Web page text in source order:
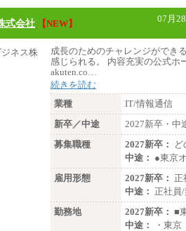
標準的なボー
は全社平均
年収（支店）
標準的なボー
は全社平均20
※年1回評価に
※雇用形態に
式会社 【NEW】 07月
成長のためのチャレンジができ
感じられる。 内容充実の公式ホ
akuten.co…
続きを読む
業種
IT/情報通信
新卒／中途
2027新卒・中
募集職種
2027新卒：
ど
中途： ●東京
雇用形態
2027新卒： 正
中途： 正社員/
勤務地
2027新卒： ■
中途：
・東京